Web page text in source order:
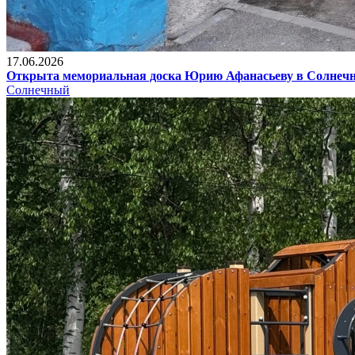
17.06.2026
Открыта мемориальная доска Юрию Афанасьеву в
Солнечный